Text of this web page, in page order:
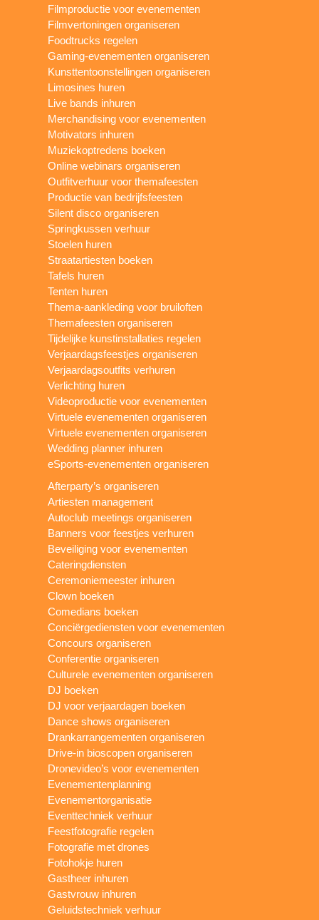
Filmproductie voor evenementen
Filmvertoningen organiseren
Foodtrucks regelen
Gaming-evenementen organiseren
Kunsttentoonstellingen organiseren
Limosines huren
Live bands inhuren
Merchandising voor evenementen
Motivators inhuren
Muziekoptredens boeken
Online webinars organiseren
Outfitverhuur voor themafeesten
Productie van bedrijfsfeesten
Silent disco organiseren
Springkussen verhuur
Stoelen huren
Straatartiesten boeken
Tafels huren
Tenten huren
Thema-aankleding voor bruiloften
Themafeesten organiseren
Tijdelijke kunstinstallaties regelen
Verjaardagsfeestjes organiseren
Verjaardagsoutfits verhuren
Verlichting huren
Videoproductie voor evenementen
Virtuele evenementen organiseren
Virtuele evenementen organiseren
Wedding planner inhuren
eSports-evenementen organiseren
Afterparty’s organiseren
Artiesten management
Autoclub meetings organiseren
Banners voor feestjes verhuren
Beveiliging voor evenementen
Cateringdiensten
Ceremoniemeester inhuren
Clown boeken
Comedians boeken
Conciërgediensten voor evenementen
Concours organiseren
Conferentie organiseren
Culturele evenementen organiseren
DJ boeken
DJ voor verjaardagen boeken
Dance shows organiseren
Drankarrangementen organiseren
Drive-in bioscopen organiseren
Dronevideo’s voor evenementen
Evenementenplanning
Evenementorganisatie
Eventtechniek verhuur
Feestfotografie regelen
Fotografie met drones
Fotohokje huren
Gastheer inhuren
Gastvrouw inhuren
Geluidstechniek verhuur